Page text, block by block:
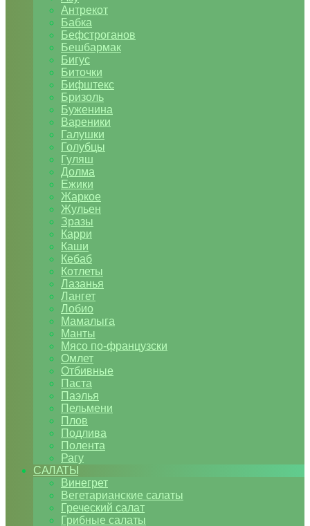
Антрекот
Бабка
Бефстроганов
Бешбармак
Бигус
Биточки
Бифштекс
Бризоль
Буженина
Вареники
Галушки
Голубцы
Гуляш
Долма
Ежики
Жаркое
Жульен
Зразы
Карри
Каши
Кебаб
Котлеты
Лазанья
Лангет
Лобио
Мамалыга
Манты
Мясо по-французски
Омлет
Отбивные
Паста
Паэлья
Пельмени
Плов
Подлива
Полента
Рагу
САЛАТЫ
Винегрет
Вегетарианские салаты
Греческий салат
Грибные салаты